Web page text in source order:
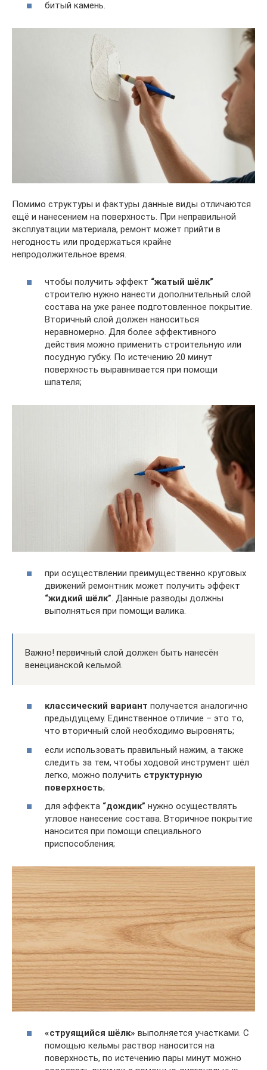
битый камень.
Помимо структуры и фактуры данные виды отличаются
ещё и нанесением на поверхность. При неправильной
эксплуатации материала, ремонт может прийти в
негодность или продержаться крайне
непродолжительное время.
чтобы получить эффект “жатый шёлк”
строителю нужно нанести дополнительный слой
состава на уже ранее подготовленное покрытие.
Вторичный слой должен наноситься
неравномерно. Для более эффективного
действия можно применить строительную или
посудную губку. По истечению 20 минут
поверхность выравнивается при помощи
шпателя;
при осуществлении преимущественно круговых
движений ремонтник может получить эффект
“жидкий шёлк”. Данные разводы должны
выполняться при помощи валика.
Важно! первичный слой должен быть нанесён
венецианской кельмой.
классический вариант получается аналогично
предыдущему. Единственное отличие – это то,
что вторичный слой необходимо выровнять;
если использовать правильный нажим, а также
следить за тем, чтобы ходовой инструмент шёл
легко, можно получить структурную
поверхность;
для эффекта “дождик” нужно осуществлять
угловое нанесение состава. Вторичное покрытие
наносится при помощи специального
приспособления;
«струящийся шёлк» выполняется участками. С
помощью кельмы раствор наносится на
поверхность, по истечению пары минут можно